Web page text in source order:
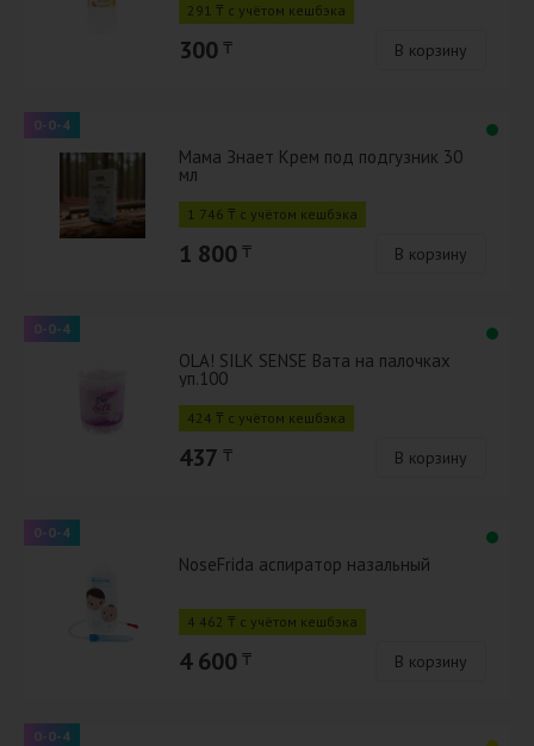
291 ₸ с учётом кешбэка
300 ₸ В корзину
0-0-4
Мама Знает Крем под подгузник 30
мл
1 746 ₸ с учётом кешбэка
1 800 ₸ В корзину
0-0-4
OLA! SILK SENSE Вата на палочках
уп.100
424 ₸ с учётом кешбэка
437 ₸ В корзину
0-0-4
NoseFrida аспиратор назальный
4 462 ₸ с учётом кешбэка
4 600 ₸ В корзину
0-0-4